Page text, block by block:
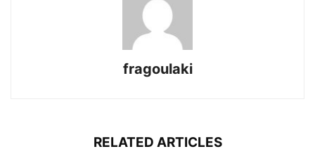
fragoulaki
RELATED ARTICLES